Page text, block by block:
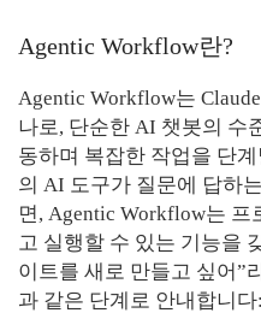
Agentic Workflow란?
Agentic Workflow는
나로, 단순한 AI 챗봇의 수
동하며 복잡한 작업을 단
의 AI 도구가 질문에 답하
면, Agentic Workflow는
고 실행할 수 있는 기능을
이트를 새로 만들고 싶어”
과 같은 단계로 안내합니다: